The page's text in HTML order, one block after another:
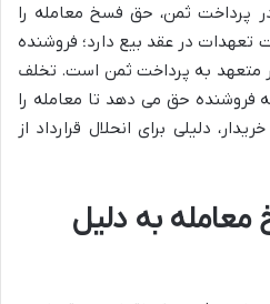
پرداخت ثمن، حق فسخ معامله را
تعهدات در عقد بیع دارد؛ فروشنده
متعهد به پرداخت ثمن است. تخلف
فروشنده حق می دهد تا معامله را
دلیلی برای انحلال قرارداد از
به دلیل